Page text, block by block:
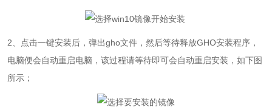
2 、点击一键安装后，弹出gho文件，然后等待释放GHO安装程序，
电脑便会自动重启电脑，该过程请等待即可会自动重启安装，如下图
所示；